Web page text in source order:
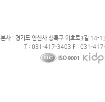
본사 : 경기도 안산사 상록구 이호로3길 14-
T : 031-417-3403 F : 031-